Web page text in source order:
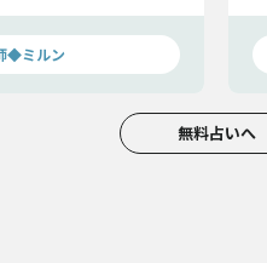
◆ミルン
無料占いへ